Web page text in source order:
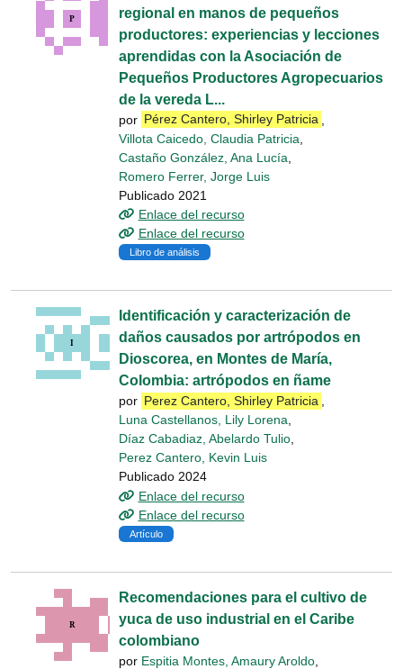
regional en manos de pequeños
productores: experiencias y lecciones
aprendidas con la Asociación de
Pequeños Productores Agropecuarios
de la vereda L...
por Pérez Cantero, Shirley Patricia
Villota Caicedo, Claudia Patricia
Castaño González, Ana Lucía
Romero Ferrer, Jorge Luis
Publicado 2021
Enlace del recurso
Enlace del recurso
Libro de análisis
Identificación y caracterización de
daños causados por artrópodos en
Dioscorea, en Montes de María,
Colombia: artrópodos en ñame
por Perez Cantero, Shirley Patricia ,
Luna Castellanos, Lily Lorena,
Díaz Cabadiaz, Abelardo Tulio,
Perez Cantero, Kevin Luis
Publicado 2024
Enlace del recurso
Enlace del recurso
Artículo
Recomendaciones para el cultivo de
yuca de uso industrial en el Caribe
colombiano
por Espitia Montes, Amaury Aroldo